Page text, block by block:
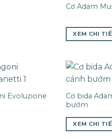
Cơ Adam
XEM CHI
Evoluzione
Cơ bida
bướm
XEM CHI